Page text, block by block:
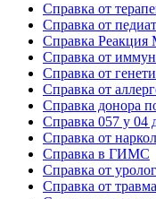
Справка от
Справка от
Cправка Реакция
Cправка от
Cправка от
Cправка от
Cправка донора
Cправка 057 у 04
Справка от
Справка в ГИМС
Cправка от
Справка от